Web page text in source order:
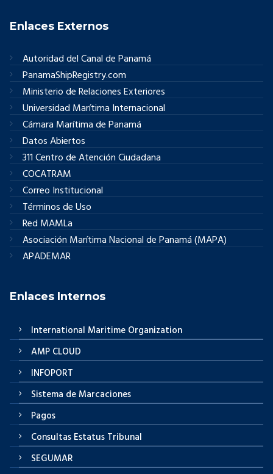
Enlaces Externos
Autoridad del Canal de Panamá
PanamaShipRegistry.com
Ministerio de Relaciones Exteriores
Universidad Marítima Internacional
Cámara Marítima de Panamá
Datos Abiertos
311 Centro de Atención Ciudadana
COCATRAM
Correo Institucional
Términos de Uso
Red MAMLa
Asociación Marítima Nacional de Panamá (MAPA)
APADEMAR
Enlaces Internos
International Maritime Organization
AMP CLOUD
INFOPORT
Sistema de Marcaciones
Pagos
Consultas Estatus Tribunal
SEGUMAR